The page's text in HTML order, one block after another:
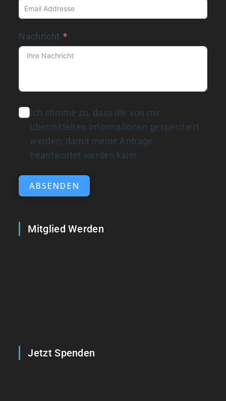
Nachricht
Ich stimme zu, dass die von mir
übermittelten Informationen gespeichert
werden, damit meine Anfrage
beantwortet werden kann
ABSENDEN
Mitglied Werden
Jetzt Spenden